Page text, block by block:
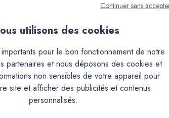
murs cuisine, hall d’entrée et salle de
Continuer sans
utilisons des cookies
pour le bon fonctionnement de notre
partenaires et nous déposons des cookies et
non sensibles de votre appareil pour
site et afficher des publicités et contenus
personnalisés.